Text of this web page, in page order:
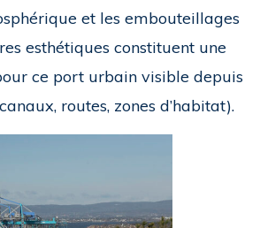
et les embouteillages
esthétiques constituent une
ce port urbain visible depuis
routes, zones d’habitat).